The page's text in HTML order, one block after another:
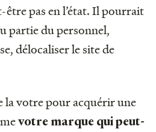
être pas en l’état. Il pourrait
partie du personnel,
délocaliser le site de
la votre pour acquérir une
votre marque qui peut-